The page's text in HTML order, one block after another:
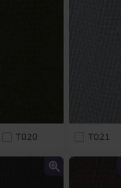
T020 T021